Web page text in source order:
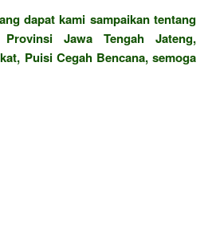
dapat kami sampaikan tentang
Jawa Tengah Jateng,
Puisi Cegah Bencana, semoga